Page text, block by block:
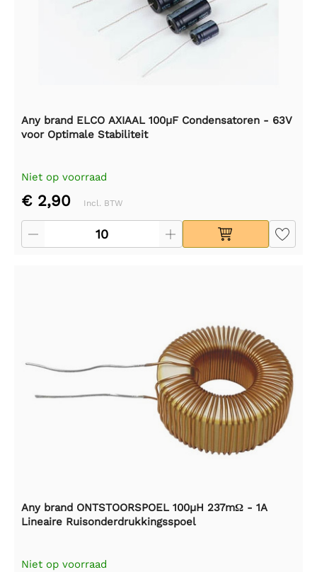
Any brand ELCO AXIAAL 100µF Condensatoren - 63V
voor Optimale Stabiliteit
Niet op voorraad
€ 2,90 Incl. BTW
Any brand ONTSTOORSPOEL 100µH 237mΩ - 1A
Lineaire Ruisonderdrukkingsspoel
Niet op voorraad